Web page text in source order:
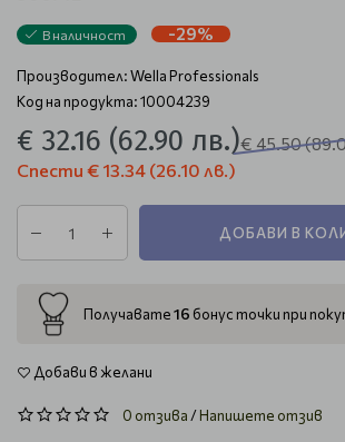
В наличност -29%
Производител:Wella Professionals
Код на продукта: 10004239
€ 32.16 (62.90 лв.)€ 45.50
Спести € 13.34 (26.10 лв.)
ДОБАВИ В
Получавате16 бонус точки при
Добави в желани
0 отзива/Напишете отзив